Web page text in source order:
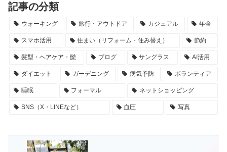
記事の分類
ウォーキング 旅行・アウトドア カジュアル 年金
スマホ活用 住まい（リフォーム・住み替え） 節約
髪型・ヘアケア・髭 ブログ サングラス AI活用
ダイエット ガーデニング 病気予防 ボランティア
睡眠 フォーマル ネットショッピング
SNS（X・LINEなど） 血圧 写真